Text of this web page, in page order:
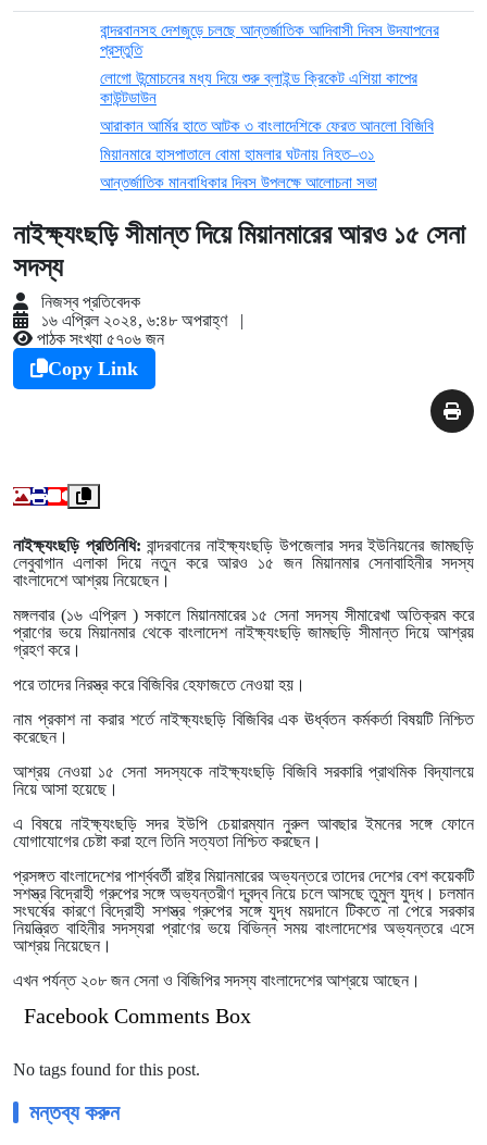
বান্দরবানসহ দেশজুড়ে চলছে আন্তর্জাতিক আদিবাসী দিবস উদযাপনের
প্রস্তুতি
লোগো উন্মোচনের মধ্য দিয়ে শুরু ব্লাইন্ড ক্রিকেট এশিয়া কাপের
কাউন্টডাউন
আরাকান আর্মির হাতে আটক ৩ বাংলাদেশিকে ফেরত আনলো বিজিবি
মিয়ানমারে হাসপাতালে বোমা হামলার ঘটনায় নিহত–৩১
আন্তর্জাতিক মানবাধিকার দিবস উপলক্ষে আলোচনা সভা
নাইক্ষ্যংছড়ি সীমান্ত দিয়ে মিয়ানমারের আরও ১৫ সেনা
সদস্য
নিজস্ব প্রতিবেদক
১৬ এপ্রিল ২০২৪, ৬:৪৮ অপরাহ্ণ
|
পাঠক সংখ্যা ৫৭০৬ জন
Copy Link
নাইক্ষ্যংছড়ি প্রতিনিধি: বান্দরবানের নাইক্ষ‍্যংছড়ি উপজেলার সদর ইউনিয়নের জামছড়ি
লেবুবাগান এলাকা দিয়ে নতুন করে আরও ১৫ জন মিয়ানমার সেনাবাহিনীর সদস্য
বাংলাদেশে আশ্রয় নিয়েছেন।
মঙ্গলবার (১৬ এপ্রিল ) সকালে মিয়ানমারের ১৫ সেনা সদস্য সীমারেখা অতিক্রম করে
প্রাণের ভয়ে মিয়ানমার থেকে বাংলাদেশ নাইক্ষ্যংছড়ি জামছড়ি সীমান্ত দিয়ে আশ্রয়
গ্রহণ করে।
পরে তাদের নিরস্ত্র করে বিজিবির হেফাজতে নেওয়া হয়।
নাম প্রকাশ না করার শর্তে নাইক্ষ্যংছড়ি বিজিবির এক ঊর্ধ্বতন কর্মকর্তা বিষয়টি নিশ্চিত
করেছেন।
আশ্রয় নেওয়া ১৫ সেনা সদস্যকে নাইক্ষ্যংছড়ি বিজিবি সরকারি প্রাথমিক বিদ্যালয়ে
নিয়ে আসা হয়েছে।
এ বিষয়ে নাইক্ষ্যংছড়ি সদর ইউপি চেয়ারম্যান নুরুল আবছার ইমনের সঙ্গে ফোনে
যোগাযোগের চেষ্টা করা হলে তিনি সত্যতা নিশ্চিত করছেন।
প্রসঙ্গত বাংলাদেশের পার্শ্ববর্তী রাষ্ট্র মিয়ানমারের অভ্যন্তরে তাদের দেশের বেশ কয়েকটি
সশস্ত্র বিদ্রোহী গ্রুপের সঙ্গে অভ্যন্তরীণ দ্বন্দ্ব নিয়ে চলে আসছে তুমুল যুদ্ধ। চলমান
সংঘর্ষের কারণে বিদ্রোহী সশস্ত্র গ্রুপের সঙ্গে যুদ্ধ ময়দানে টিকতে না পেরে সরকার
নিয়ন্ত্রিত বাহিনীর সদস্যরা প্রাণের ভয়ে বিভিন্ন সময় বাংলাদেশের অভ্যন্তরে এসে
আশ্রয় নিয়েছেন।
এখন পর্যন্ত ২০৮ জন সেনা ও বিজিপির সদস্য বাংলাদেশের আশ্রয়ে আছেন।
Facebook Comments Box
No tags found for this post.
মন্তব্য করুন